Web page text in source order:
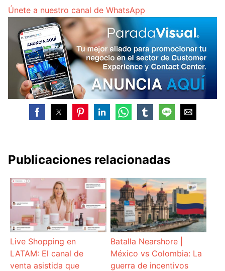
Únete a nuestro canal de WhatsApp
Publicaciones relacionadas
Live Shopping en
LATAM: El canal de
venta asistida que
Batalla Nearshore |
México vs Colombia: La
guerra de incentivos